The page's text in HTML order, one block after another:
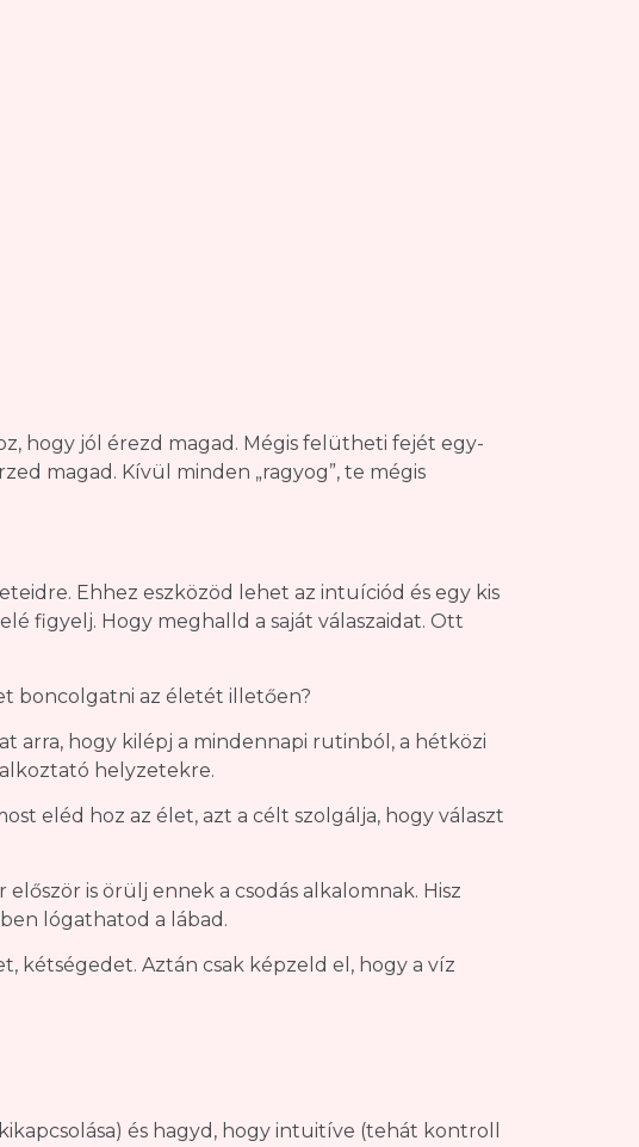
hogy jól érezd magad. Mégis felütheti fejét egy-
magad. Kívül minden „ragyog”, te mégis
Ehhez eszközöd lehet az intuíciód és egy kis
figyelj. Hogy meghalld a saját válaszaidat. Ott
boncolgatni az életét illetően?
arra, hogy kilépj a mindennapi rutinból, a hétközi
helyzetekre.
eléd hoz az élet, azt a célt szolgálja, hogy választ
is örülj ennek a csodás alkalomnak. Hisz
lógathatod a lábad.
kétségedet. Aztán csak képzeld el, hogy a víz
és hagyd, hogy intuitíve (tehát kontroll